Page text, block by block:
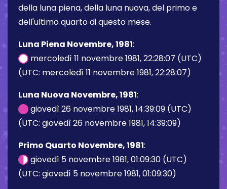
della luna piena, della luna nuova, del primo e
dell'ultimo quarto di questo mese.
Luna Piena Novembre, 1981:
mercoledì 11 novembre 1981, 22:28:07 (UTC)
(UTC: mercoledì 11 novembre 1981, 22:28:07)
Luna Nuova Novembre, 1981:
giovedì 26 novembre 1981, 14:39:09 (UTC)
(UTC: giovedì 26 novembre 1981, 14:39:09)
Primo Quarto Novembre, 1981:
giovedì 5 novembre 1981, 01:09:30 (UTC)
(UTC: giovedì 5 novembre 1981, 01:09:30)